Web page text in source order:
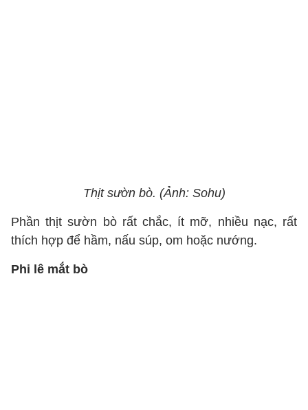
Thịt sườn bò. (Ảnh: Sohu)
Phần thịt sườn bò rất chắc, ít mỡ, nhiều nạc, rất
thích hợp để hầm, nấu súp, om hoặc nướng.
Phi lê mắt bò